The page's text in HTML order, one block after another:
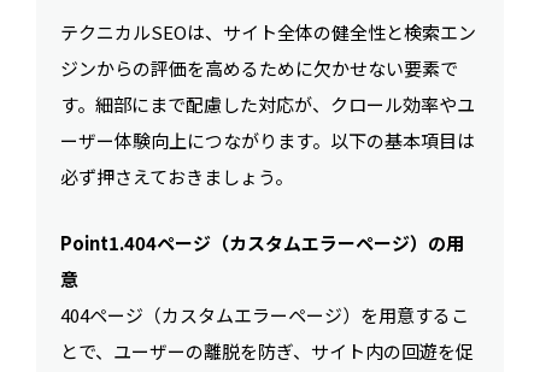
テクニカルSEOは、サイト全体の健全性と検索エン
ジンからの評価を高めるために欠かせない要素で
す。細部にまで配慮した対応が、クロール効率やユ
ーザー体験向上につながります。以下の基本項目は
必ず押さえておきましょう。
Point1.404ページ（カスタムエラーページ）の用
意
404ページ（カスタムエラーページ）を用意するこ
とで、ユーザーの離脱を防ぎ、サイト内の回遊を促